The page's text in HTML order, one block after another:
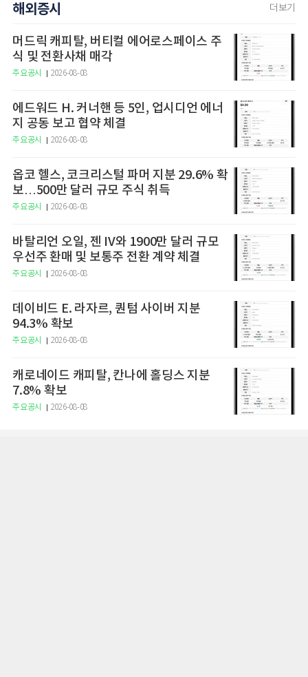
해외증시 더보기
머드릭 캐피탈, 버티컬 에어로스페이스 주
식 및 전환사채 매각
주요공시 2026-08-08
에드워드 H. 커너핸 등 5인, 업시디언 에너
지 공동 보고 협약 체결
주요공시 2026-08-08
옵코 헬스, 코크리스털 파머 지분 29.6% 확
보…500만 달러 규모 주식 취득
주요공시 2026-08-08
바탈리언 오일, 젠 IV와 1900만 달러 규모
우선주 환매 및 보통주 전환 계약 체결
주요공시 2026-08-08
데이비드 E. 라자르, 퀀텀 사이버 지분
94.3% 확보
주요공시 2026-08-08
캐로네이드 캐피탈, 칸나에 홀딩스 지분
7.8% 확보
주요공시 2026-08-08